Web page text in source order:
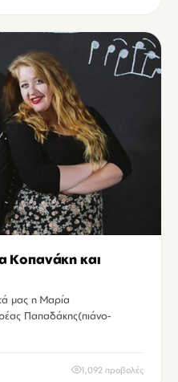
Κοπανάκη και
μας η Μαρία
Παπαδάκης(πιάνο-
1,092 προβολές